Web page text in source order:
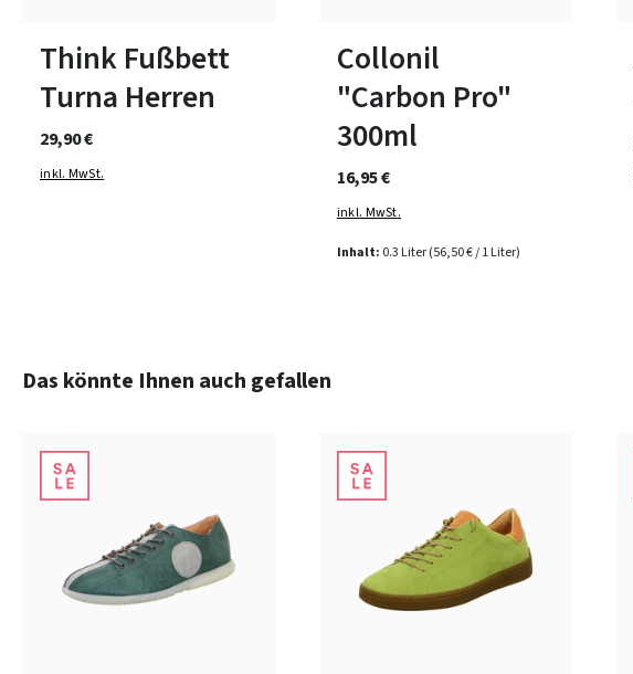
Think Fußbett
Turna Herren
29,90 €
inkl. MwSt.
Collonil
"Carbon Pro"
300ml
Inhalt: 0.3 Liter(56,50 € / 1 Liter)
16,95 €
inkl. MwSt.
Produktgalerie überspringen
Das könnte Ihnen auch gefallen